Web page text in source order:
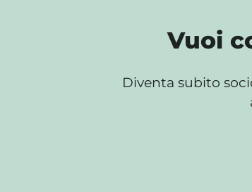
Vuoi
Diventa subito